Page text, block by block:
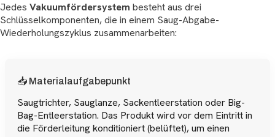
Jedes Vakuumfördersystem besteht aus drei
Schlüsselkomponenten, die in einem Saug-Abgabe-
Wiederholungszyklus zusammenarbeiten:
📥 Materialaufgabepunkt
Saugtrichter, Sauglanze, Sackentleerstation oder Big-
Bag-Entleerstation. Das Produkt wird vor dem Eintritt in
die Förderleitung konditioniert (belüftet), um einen